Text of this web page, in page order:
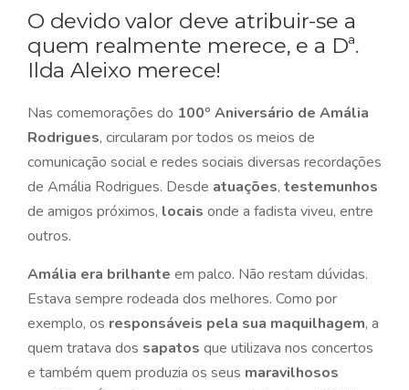
O devido valor deve atribuir-se a
quem realmente merece, e a Dª.
Ilda Aleixo merece!
Nas comemorações do 100º Aniversário de Amália
Rodrigues, circularam por todos os meios de
comunicação social e redes sociais diversas recordações
de Amália Rodrigues. Desde atuações, testemunhos
de amigos próximos, locais onde a fadista viveu, entre
outros.
Amália era brilhante em palco. Não restam dúvidas.
Estava sempre rodeada dos melhores. Como por
exemplo, os responsáveis pela sua maquilhagem, a
quem tratava dos sapatos que utilizava nos concertos
e também quem produzia os seus maravilhosos